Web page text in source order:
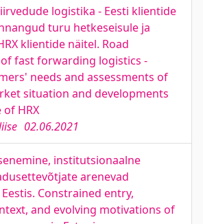
logistika - Eesti klientide
turu hetkeseisule ja
klientide näitel. Road
fast forwarding logistics -
needs and assessments of
situation and developments
HRX
02.06.2021
institutsionaalne
arenevad
Constrained entry,
and evolving motivations of